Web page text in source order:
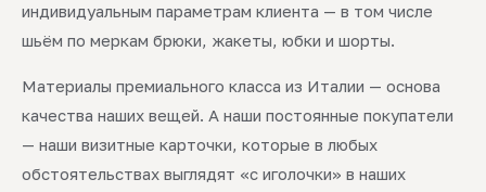
индивидуальным параметрам клиента — в том числе
шьём по меркам брюки, жакеты, юбки и шорты.
Материалы премиального класса из Италии — основа
качества наших вещей. А наши постоянные покупатели
— наши визитные карточки, которые в любых
обстоятельствах выглядят «с иголочки» в наших